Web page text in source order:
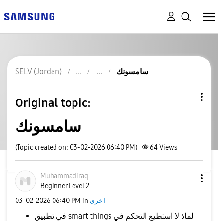
SELV (Jordan) سامسونك
Original topic:
سامسونك
(Topic created on: 03-02-2026 06:40 PM) 64Views
Muhammadiraq
Beginner Level 2
‎03-02-2026 06:40 PM in اخرى
في تطبيق smart things لماذ لا استطيع التحكم في